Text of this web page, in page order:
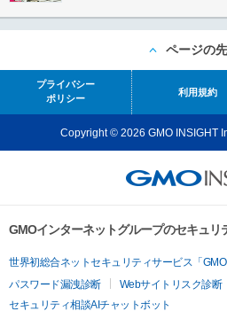
ページの
プライバシー
ポリシー
利用規約
Copyright © 2026 GMO INSIGHT
GMOインターネットグループのセキュリ
世界初総合ネットセキュリティサービス「GMO
パスワード漏洩診断
Webサイトリスク診断
セキュリティ相談AIチャットボット